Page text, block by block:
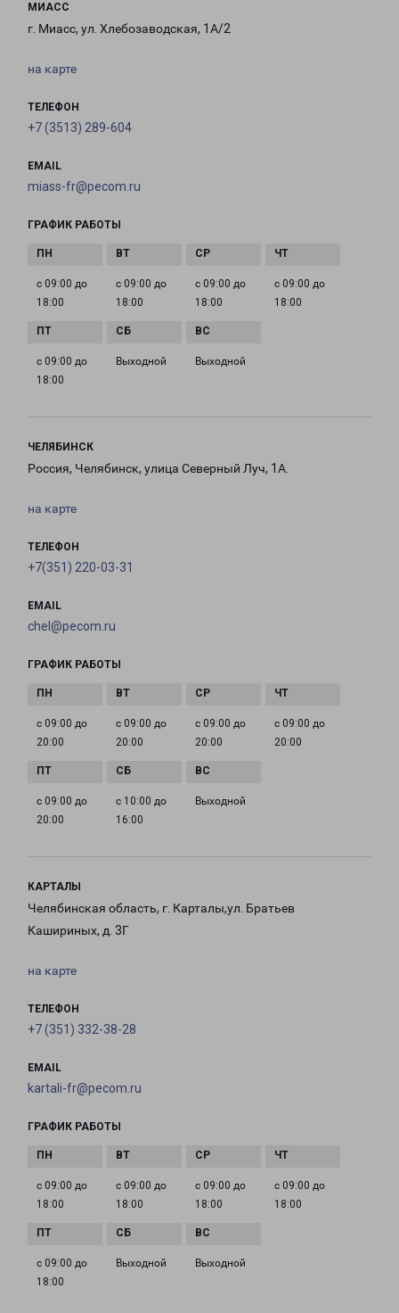
МИАСС
г. Миасс, ул. Хлебозаводская, 1А/2
на карте
ТЕЛЕФОН
+7 (3513) 289-604
EMAIL
miass-fr@pecom.ru
ГРАФИК РАБОТЫ
с 09:00 до
18:00
с 09:00 до
18:00
с 09:00 до
18:00
с 09:00 до
18:00
с 09:00 до
18:00
Выходной Выходной
ЧЕЛЯБИНСК
Россия, Челябинск, улица Северный Луч, 1А.
на карте
ТЕЛЕФОН
+7(351) 220-03-31
EMAIL
chel@pecom.ru
ГРАФИК РАБОТЫ
с 09:00 до
20:00
с 09:00 до
20:00
с 09:00 до
20:00
с 09:00 до
20:00
с 09:00 до
20:00
с 10:00 до
16:00
Выходной
КАРТАЛЫ
Челябинская область, г. Карталы,ул. Братьев
Кашириных, д. 3Г
на карте
ТЕЛЕФОН
+7 (351) 332-38-28
EMAIL
kartali-fr@pecom.ru
ГРАФИК РАБОТЫ
с 09:00 до
18:00
с 09:00 до
18:00
с 09:00 до
18:00
с 09:00 до
18:00
с 09:00 до
18:00
Выходной Выходной